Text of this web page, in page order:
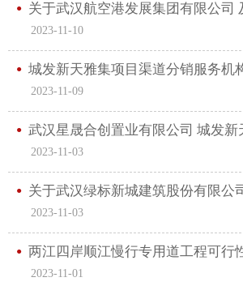
关于武汉航空港发展集团有限公司
2023-11-10
城发新天雅集项目渠道分销服务机
2023-11-09
武汉星晟合创置业有限公司 城发新
2023-11-03
关于武汉绿标新城建筑股份有限公
2023-11-03
两江四岸顺江慢行专用道工程可行
2023-11-01